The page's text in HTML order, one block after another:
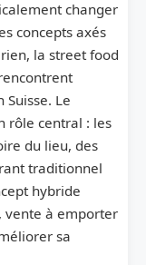
changer
concepts axés
la street food
Le
rôle central : les
du lieu, des
traditionnel
hybride
vente à emporter
sa